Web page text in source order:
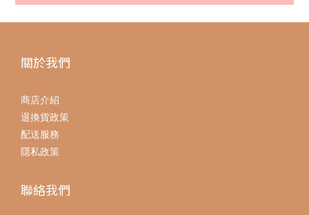
關於我們
商店介紹
退換貨政策
配送服務
隱私政策
聯絡我們